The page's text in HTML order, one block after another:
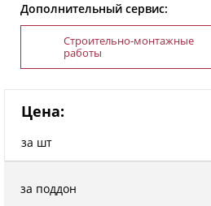
Дополнительный сервис:
Строительно-монтажные
работы
Цена:
за шт
за поддон